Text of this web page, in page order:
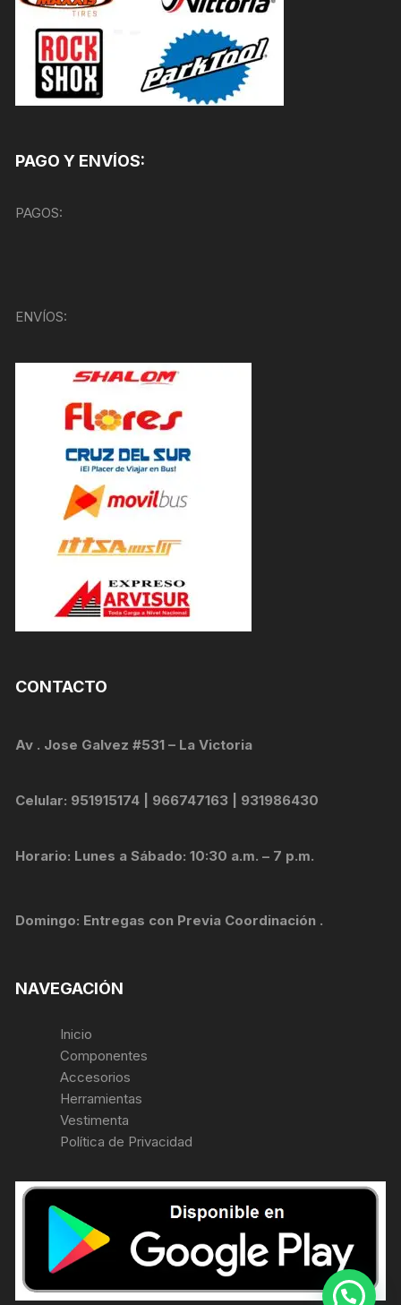
PAGO Y ENVÍOS:
PAGOS:
ENVÍOS:
CONTACTO
Av . Jose Galvez #531 – La Victoria
Celular: 951915174 | 966747163 | 931986430
Horario: Lunes a Sábado: 10:30 a.m. – 7 p.m.
Domingo: Entregas con Previa Coordinación .
NAVEGACIÓN
Inicio
Componentes
Accesorios
Herramientas
Vestimenta
Política de Privacidad